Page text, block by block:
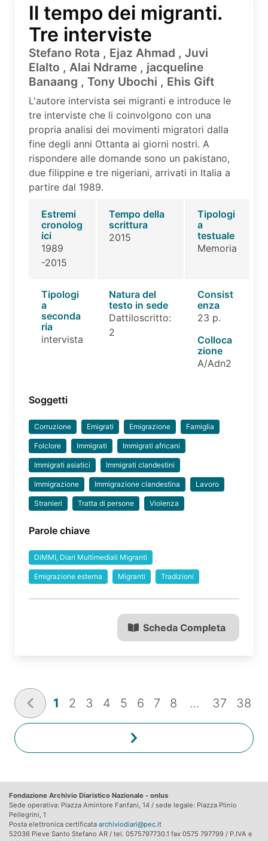
Il tempo dei migranti.
Tre interviste
Stefano Rota , Ejaz Ahmad , Juvi
Elalto , Alai Ndrame , jacqueline
Banaang , Tony Ubochi , Ehis Gift
L'autore intervista sei migranti e introduce le
tre interviste che li coinvolgono con una
propria analisi dei movimenti migratori dalla
fine degli anni Ottanta ai giorni nostri. A
rispondere alle domande sono un pakistano,
due filippine e tre nigeriani, arrivati in Italia a
partire dal 1989.
Estremi
cronolog
ici
1989
-2015
Tempo della
scrittura
2015
Tipologi
a
testuale
Memoria
Tipologi
a
seconda
ria
intervista
Natura del
testo in sede
Dattiloscritto:
2
Consist
enza
23 p.
Colloca
zione
A/Adn2
Soggetti
Corruzione Emigrati Emigrazione Famiglia
Folclore Immigrati Immigrati africani
Immigrati asiatici Immigrati clandestini
Immigrazione Immigrazione clandestina Lavoro
Stranieri Tratta di persone Violenza
Parole chiave
DiMMI, Diari Multimediali Migranti
Emigrazione esterna Migranti Tradizioni
Scheda Completa
1 2 3 4 5 6 7 8 … 37 38
Fondazione Archivio Diaristico Nazionale - onlus
Sede operativa: Piazza Amintore Fanfani, 14 / sede legale: Piazza Plinio
Pellegrini, 1
Posta elettronica certificata archiviodiari@pec.it
52036 Pieve Santo Stefano AR / tel. 0575797730.1 fax 0575 797799 / P.IVA e